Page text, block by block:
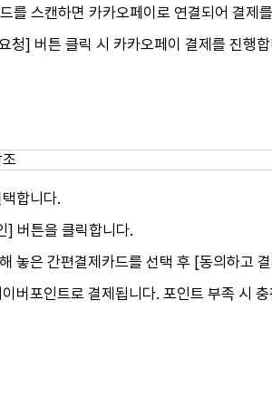
를 스캔하면 카카오페이로 연결되어 결제
청] 버튼 클릭 시 카카오페이 결제를 진행
합니다.
] 버튼을 클릭합니다.
놓은 간편결제카드를 선택 후 [동의하고
버포인트로 결제됩니다. 포인트 부족 시